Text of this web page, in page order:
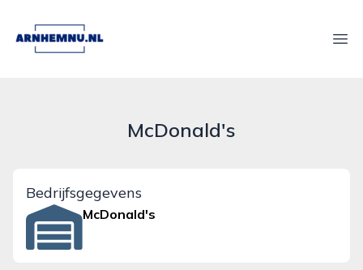
arnhemnu.nl
McDonald's
Bedrijfsgegevens
McDonald's